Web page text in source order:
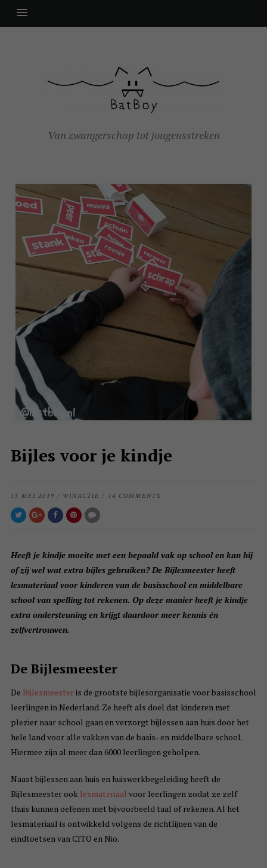
Van zwangerschap tot jongensstreken
Bijles voor je kindje
15 MEI 2019 / WINACTIE / 14 COMMENTS
Heeft je kindje moeite met een bepaald vak op school en kan hij
of zij wel wat extra bijles gebruiken? De Bijlesmeester heeft
lesmateriaal voor kinderen van de basisschool en middelbare
school van spelling tot rekenen. Op deze manier heeft je kindje
extra ondersteuning en krijgt daardoor meer kennis én
zelfvertrouwen.
De Bijlesmeester
De Bijlesmeesteris de grootste bijlesorganisatie voor basisschool
leerlingen in Nederland. Ze heeft als doel dat kinderen met
plezier naar school gaan en verzorgt bijlessen aan huis door het
hele land voor alle vakken van de basis- en middelbare school.
Hiermee zijn al meer dan 6000 leerlingen geholpen.
Naast bijlessen aan huis en huiswerkbegeleiding heeft de
Bijlesmeester ook lesmateriaal voor leerlingen zodat ze zelf
thuis kunnen oefenen met bijvoorbeeld taal of rekenen. Al het
lesmateriaal is ontwikkeld volgens de richtlijnen van de
eindtoetsen van CITO en Nio.